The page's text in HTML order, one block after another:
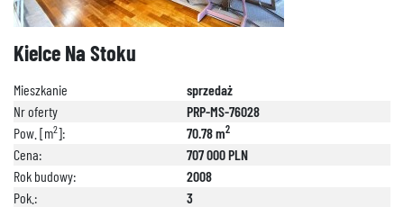
Kielce Na Stoku
Mieszkanie
sprzedaż
Nr oferty
PRP-MS-76028
Pow. [m2]: 70.78 m2
Cena:
707 000 PLN
Rok budowy:
2008
Pok.:
3